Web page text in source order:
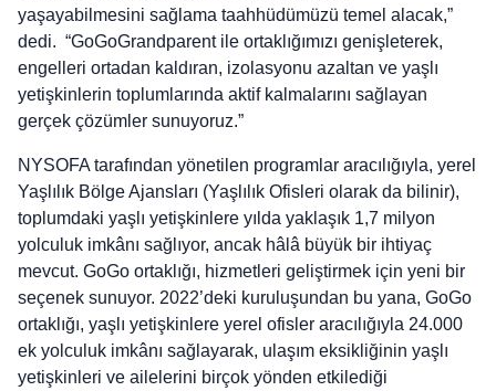
yaşayabilmesini sağlama taahhüdümüzü temel alacak,”
dedi. “GoGoGrandparent ile ortaklığımızı genişleterek,
engelleri ortadan kaldıran, izolasyonu azaltan ve yaşlı
yetişkinlerin toplumlarında aktif kalmalarını sağlayan
gerçek çözümler sunuyoruz.”
NYSOFA tarafından yönetilen programlar aracılığıyla, yerel
Yaşlılık Bölge Ajansları (Yaşlılık Ofisleri olarak da bilinir),
toplumdaki yaşlı yetişkinlere yılda yaklaşık 1,7 milyon
yolculuk imkânı sağlıyor, ancak hâlâ büyük bir ihtiyaç
mevcut. GoGo ortaklığı, hizmetleri geliştirmek için yeni bir
seçenek sunuyor. 2022’deki kuruluşundan bu yana, GoGo
ortaklığı, yaşlı yetişkinlere yerel ofisler aracılığıyla 24.000
ek yolculuk imkânı sağlayarak, ulaşım eksikliğinin yaşlı
yetişkinleri ve ailelerini birçok yönden etkilediği